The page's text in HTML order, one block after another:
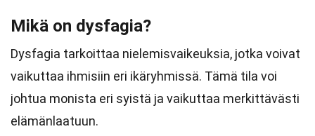
Mikä on dysfagia?
Dysfagia tarkoittaa nielemisvaikeuksia, jotka voivat
vaikuttaa ihmisiin eri ikäryhmissä. Tämä tila voi
johtua monista eri syistä ja vaikuttaa merkittävästi
elämänlaatuun.